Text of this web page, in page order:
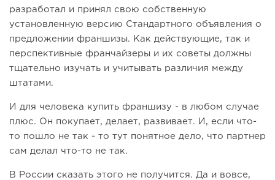
разработал и принял свою собственную
установленную версию Стандартного объявления о
предложении франшизы. Как действующие, так и
перспективные франчайзеры и их советы должны
тщательно изучать и учитывать различия между
штатами.
И для человека купить франшизу - в любом случае
плюс. Он покупает, делает, развивает. И, если что-
то пошло не так - то тут понятное дело, что партнер
сам делал что-то не так.
В России сказать этого не получится. Да и вовсе,